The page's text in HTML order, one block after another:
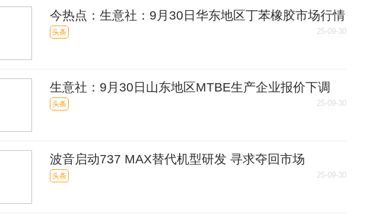
今热点：生意社：9月30日华东地区丁苯橡胶市场行情
弱势下行
头条 25-09-30
生意社：9月30日山东地区MTBE生产企业报价下调
头条 25-09-30
波音启动737 MAX替代机型研发 寻求夺回市场
头条 25-09-30